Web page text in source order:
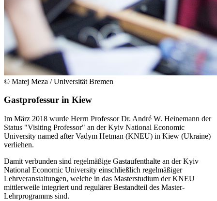
© Matej Meza / Universität Bremen
Gastprofessur in Kiew
Im März 2018 wurde Herrn Professor Dr. André W. Heinemann der
Status "Visiting Professor" an der Kyiv National Economic
University named after Vadym Hetman (KNEU) in Kiew (Ukraine)
verliehen.
Damit verbunden sind regelmäßige Gastaufenthalte an der Kyiv
National Economic University einschließlich regelmäßiger
Lehrveranstaltungen, welche in das Masterstudium der KNEU
mittlerweile integriert und regulärer Bestandteil des Master-
Lehrprogramms sind.